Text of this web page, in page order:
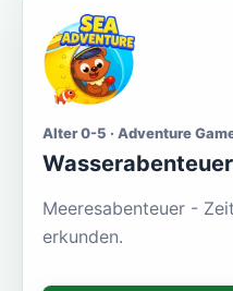
Alter 0-5 · Adventure
Wasserabenteuer
Meeresabenteuer -
erkunden.